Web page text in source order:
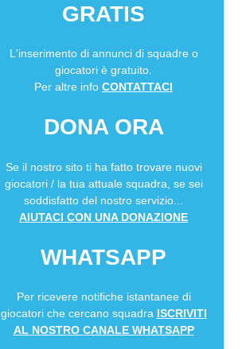
GRATIS
L'inserimento di annunci di squadre o
giocatori è gratuito.
Per altre info CONTATTACI
DONA ORA
Se il nostro sito ti ha fatto trovare nuovi
giocatori / la tua attuale squadra, se sei
soddisfatto del nostro servizio...
AIUTACI CON UNA DONAZIONE
WHATSAPP
Per ricevere notifiche istantanee di
giocatori che cercano squadra ISCRIVITI
AL NOSTRO CANALE WHATSAPP